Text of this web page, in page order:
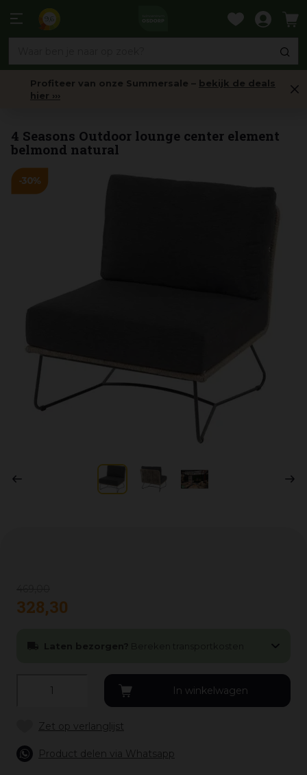
naar
Profiteer van onze Summersale – bekijk de deals
hier ›››
4 Seasons Outdoor lounge center element
belmond natural
328,30
Product delen via Whatsapp